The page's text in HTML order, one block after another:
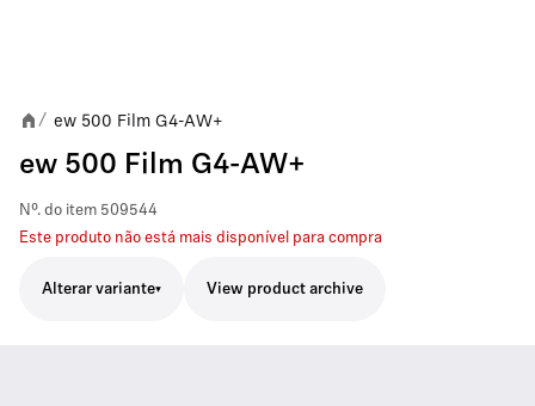
/ ew 500 Film G4-AW+
ew 500 Film G4-AW+
Nº. do item 509544
Este produto não está mais disponível para compra
Alterar variante View product archive